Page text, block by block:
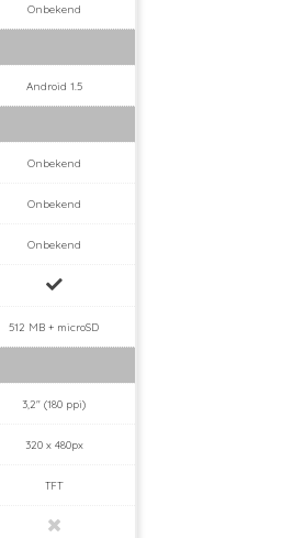
Onbekend
Android 1.5
Onbekend
Onbekend
Onbekend
512 MB + microSD
3,2" (180 ppi)
320 x 480px
TFT